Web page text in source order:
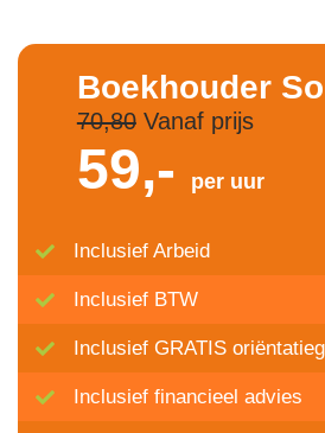
Boekhouder
70,80Vanaf prijs
59,- per uur
Inclusief Arbeid
Inclusief BTW
Inclusief GRATIS
Inclusief financieel advies